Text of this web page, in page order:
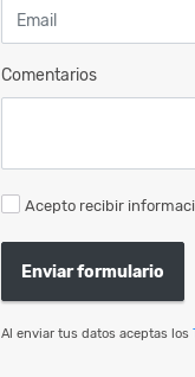
Comentarios
Acepto recibir
Enviar formulario
Al enviar tus datos aceptas los